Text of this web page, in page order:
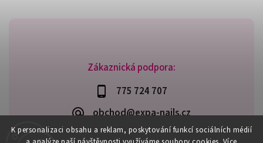
K personalizaci obsahu a reklam, poskytování funkcí sociálních médií
Zákaznická podpora:
775 724 707
obchod@expa-nails.cz